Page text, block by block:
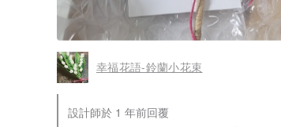
幸福花語-鈴蘭小花束
設計師於 1 年前回覆